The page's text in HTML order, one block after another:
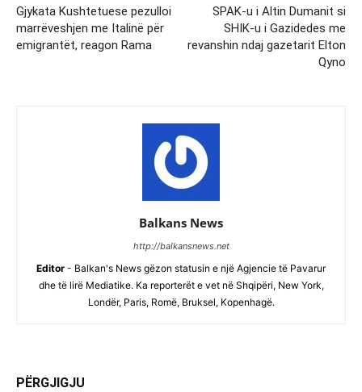
Gjykata Kushtetuese pezulloi
marrëveshjen me Italinë për
emigrantët, reagon Rama
SPAK-u i Altin Dumanit si
SHIK-u i Gazidedes me
revanshin ndaj gazetarit Elton
Qyno
Balkans News
http://balkansnews.net
Editor - Balkan's News gëzon statusin e një Agjencie të Pavarur
dhe të lirë Mediatike. Ka reporterët e vet në Shqipëri, New York,
Londër, Paris, Romë, Bruksel, Kopenhagë.
PËRGJIGJU